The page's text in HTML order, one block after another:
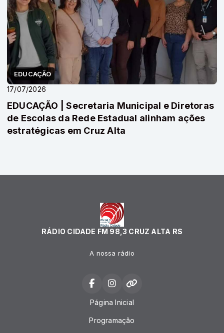
EDUCAÇÃO
17/07/2026
EDUCAÇÃO | Secretaria Municipal e Diretoras
de Escolas da Rede Estadual alinham ações
estratégicas em Cruz Alta
RÁDIO CIDADE FM 98,3 CRUZ ALTA RS
A nossa rádio
Página Inicial
Programação